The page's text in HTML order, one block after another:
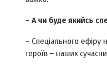
– А чи буде якийсь
– Спеціального ефіру
героїв – наших